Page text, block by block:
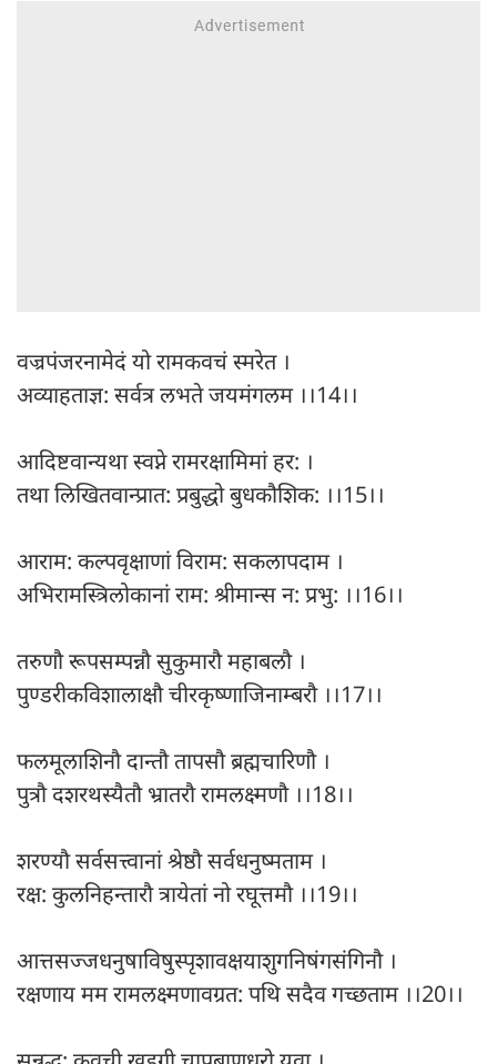
वज्रपंजरनामेदं यो रामकवचं स्मरेत ।
अव्याहताज्ञ: सर्वत्र लभते जयमंगलम ।।14।।
आदिष्टवान्यथा स्वप्ने रामरक्षामिमां हर: ।
तथा लिखितवान्प्रात: प्रबुद्धो बुधकौशिक: ।।15।।
आराम: कल्पवृक्षाणां विराम: सकलापदाम ।
अभिरामस्त्रिलोकानां राम: श्रीमान्स न: प्रभु: ।।16।।
तरुणौ रूपसम्पन्नौ सुकुमारौ महाबलौ ।
पुण्डरीकविशालाक्षौ चीरकृष्णाजिनाम्बरौ ।।17।।
फलमूलाशिनौ दान्तौ तापसौ ब्रह्मचारिणौ ।
पुत्रौ दशरथस्यैतौ भ्रातरौ रामलक्ष्मणौ ।।18।।
शरण्यौ सर्वसत्त्वानां श्रेष्ठौ सर्वधनुष्मताम ।
रक्ष: कुलनिहन्तारौ त्रायेतां नो रघूत्तमौ ।।19।।
आत्तसज्जधनुषाविषुस्पृशावक्षयाशुगनिषंगसंगिनौ ।
रक्षणाय मम रामलक्ष्मणावग्रत: पथि सदैव गच्छताम ।।20।।